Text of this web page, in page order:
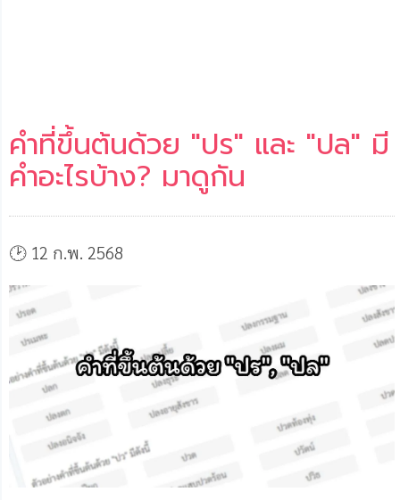
คำที่ขึ้นต้นด้วย "ปร" และ "ปล" มี
คำอะไรบ้าง? มาดูกัน
🕑 12 ก.พ. 2568